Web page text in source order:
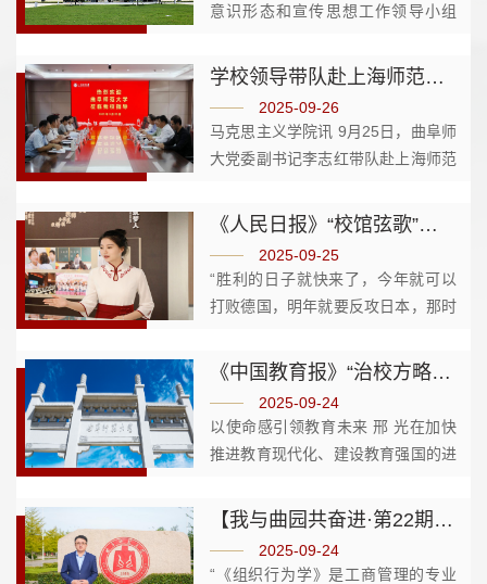
意识形态和宣传思想工作领导小组
商研判会议，并举行网络舆情实战演
学校领导带队赴上海师范大学调研交流
2025-09-26
马克思主义学院讯 9月25日，曲阜师
大党委副书记李志红带队赴上海师范
设开展专题调研。上海师范大学党委
《人民日报》“校馆弦歌”专栏报道华体会官方网中国教师博物馆
2025-09-25
“胜利的日子就快来了，今年就可以
打败德国，明年就要反攻日本，那时
月26日，《小兵张嘎》作者徐光耀在
《中国教育报》“治校方略”专栏刊发邢光署名文章《以使命感引领教育未来​》
2025-09-24
以使命感引领教育未来 邢 光在加快
推进教育现代化、建设教育强国的进
源配置和技术赋能，更应回归教育本
【我与曲园共奋进·第22期】管理学院刘晋宏：要让学生感受到老师在用心教
2025-09-24
“《组织行为学》是工商管理的专业